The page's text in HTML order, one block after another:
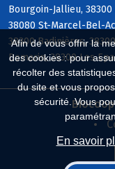
Afin de vous offrir la
des cookies : pour
récolter des
du site et vous
sécurité. Vous
En savoir
Bourgoin-Jallieu, 38300
38080 St-Marcel-Bel-
38300 Badinières,
Domarin, 38300 Les